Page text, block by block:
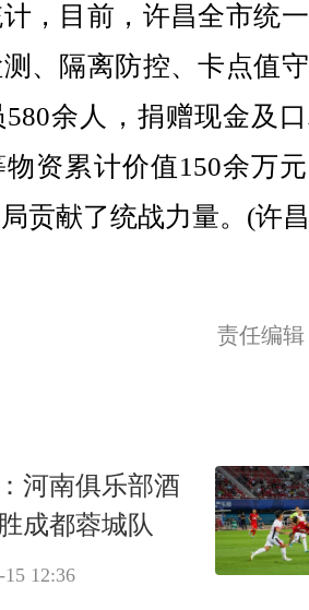
目前，许昌全市统
、隔离防控、卡点值
580余人，捐赠现金及
资累计价值150余万
贡献了统战力量。(许
责任编
河南俱乐部酒
成都蓉城队
15 12:36